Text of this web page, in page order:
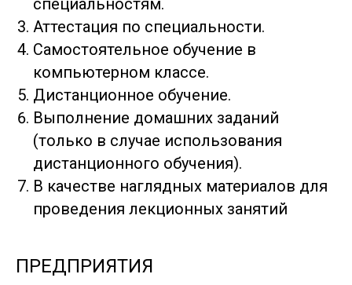
Аттестация по специальности.
Самостоятельное обучение в
компьютерном классе.
Дистанционное обучение.
Выполнение домашних заданий
(только в случае использования
дистанционного обучения).
В качестве наглядных материалов для
проведения лекционных занятий
ПРЕДПРИЯТИЯ